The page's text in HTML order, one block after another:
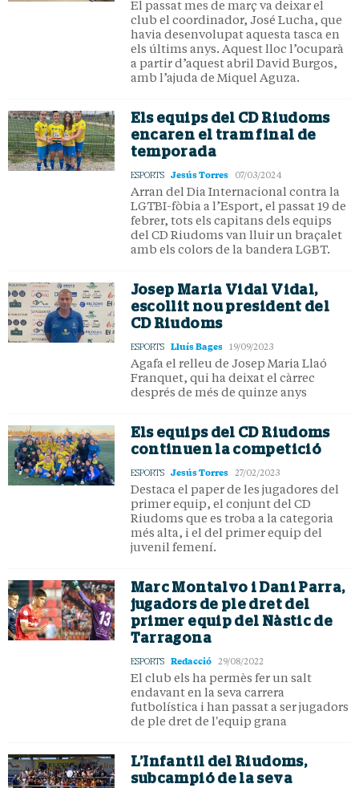
El passat mes de març va deixar el
club el coordinador, José Lucha, que
havia desenvolupat aquesta tasca en
els últims anys. Aquest lloc l’ocuparà
a partir d’aquest abril David Burgos,
amb l’ajuda de Miquel Aguza.
Els equips del CD Riudoms
encaren el tram final de
temporada
ESPORTS Jesús Torres 07/03/2024
Arran del Dia Internacional contra la
LGTBI-fòbia a l’Esport, el passat 19 de
febrer, tots els capitans dels equips
del CD Riudoms van lluir un braçalet
amb els colors de la bandera LGBT.
Josep Maria Vidal Vidal,
escollit nou president del
CD Riudoms
ESPORTS Lluís Bages 19/09/2023
Agafa el relleu de Josep Maria Llaó
Franquet, qui ha deixat el càrrec
després de més de quinze anys
Els equips del CD Riudoms
continuen la competició
ESPORTS Jesús Torres 27/02/2023
Destaca el paper de les jugadores del
primer equip, el conjunt del CD
Riudoms que es troba a la categoria
més alta, i el del primer equip del
juvenil femení.
Marc Montalvo i Dani Parra,
jugadors de ple dret del
primer equip del Nàstic de
Tarragona
ESPORTS Redacció 29/08/2022
El club els ha permès fer un salt
endavant en la seva carrera
futbolística i han passat a ser jugadors
de ple dret de l'equip grana
L’Infantil del Riudoms,
subcampió de la seva